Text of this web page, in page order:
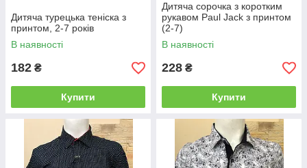
Дитяча турецька теніска з
принтом, 2-7 років
В наявності
182 ₴
Купити
Дитяча сорочка з коротким
рукавом Paul Jack з принтом
(2-7)
В наявності
228 ₴
Купити